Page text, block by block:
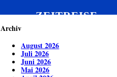
ZEITREISE
Archiv
August 2026
Juli 2026
Juni 2026
Mai 2026